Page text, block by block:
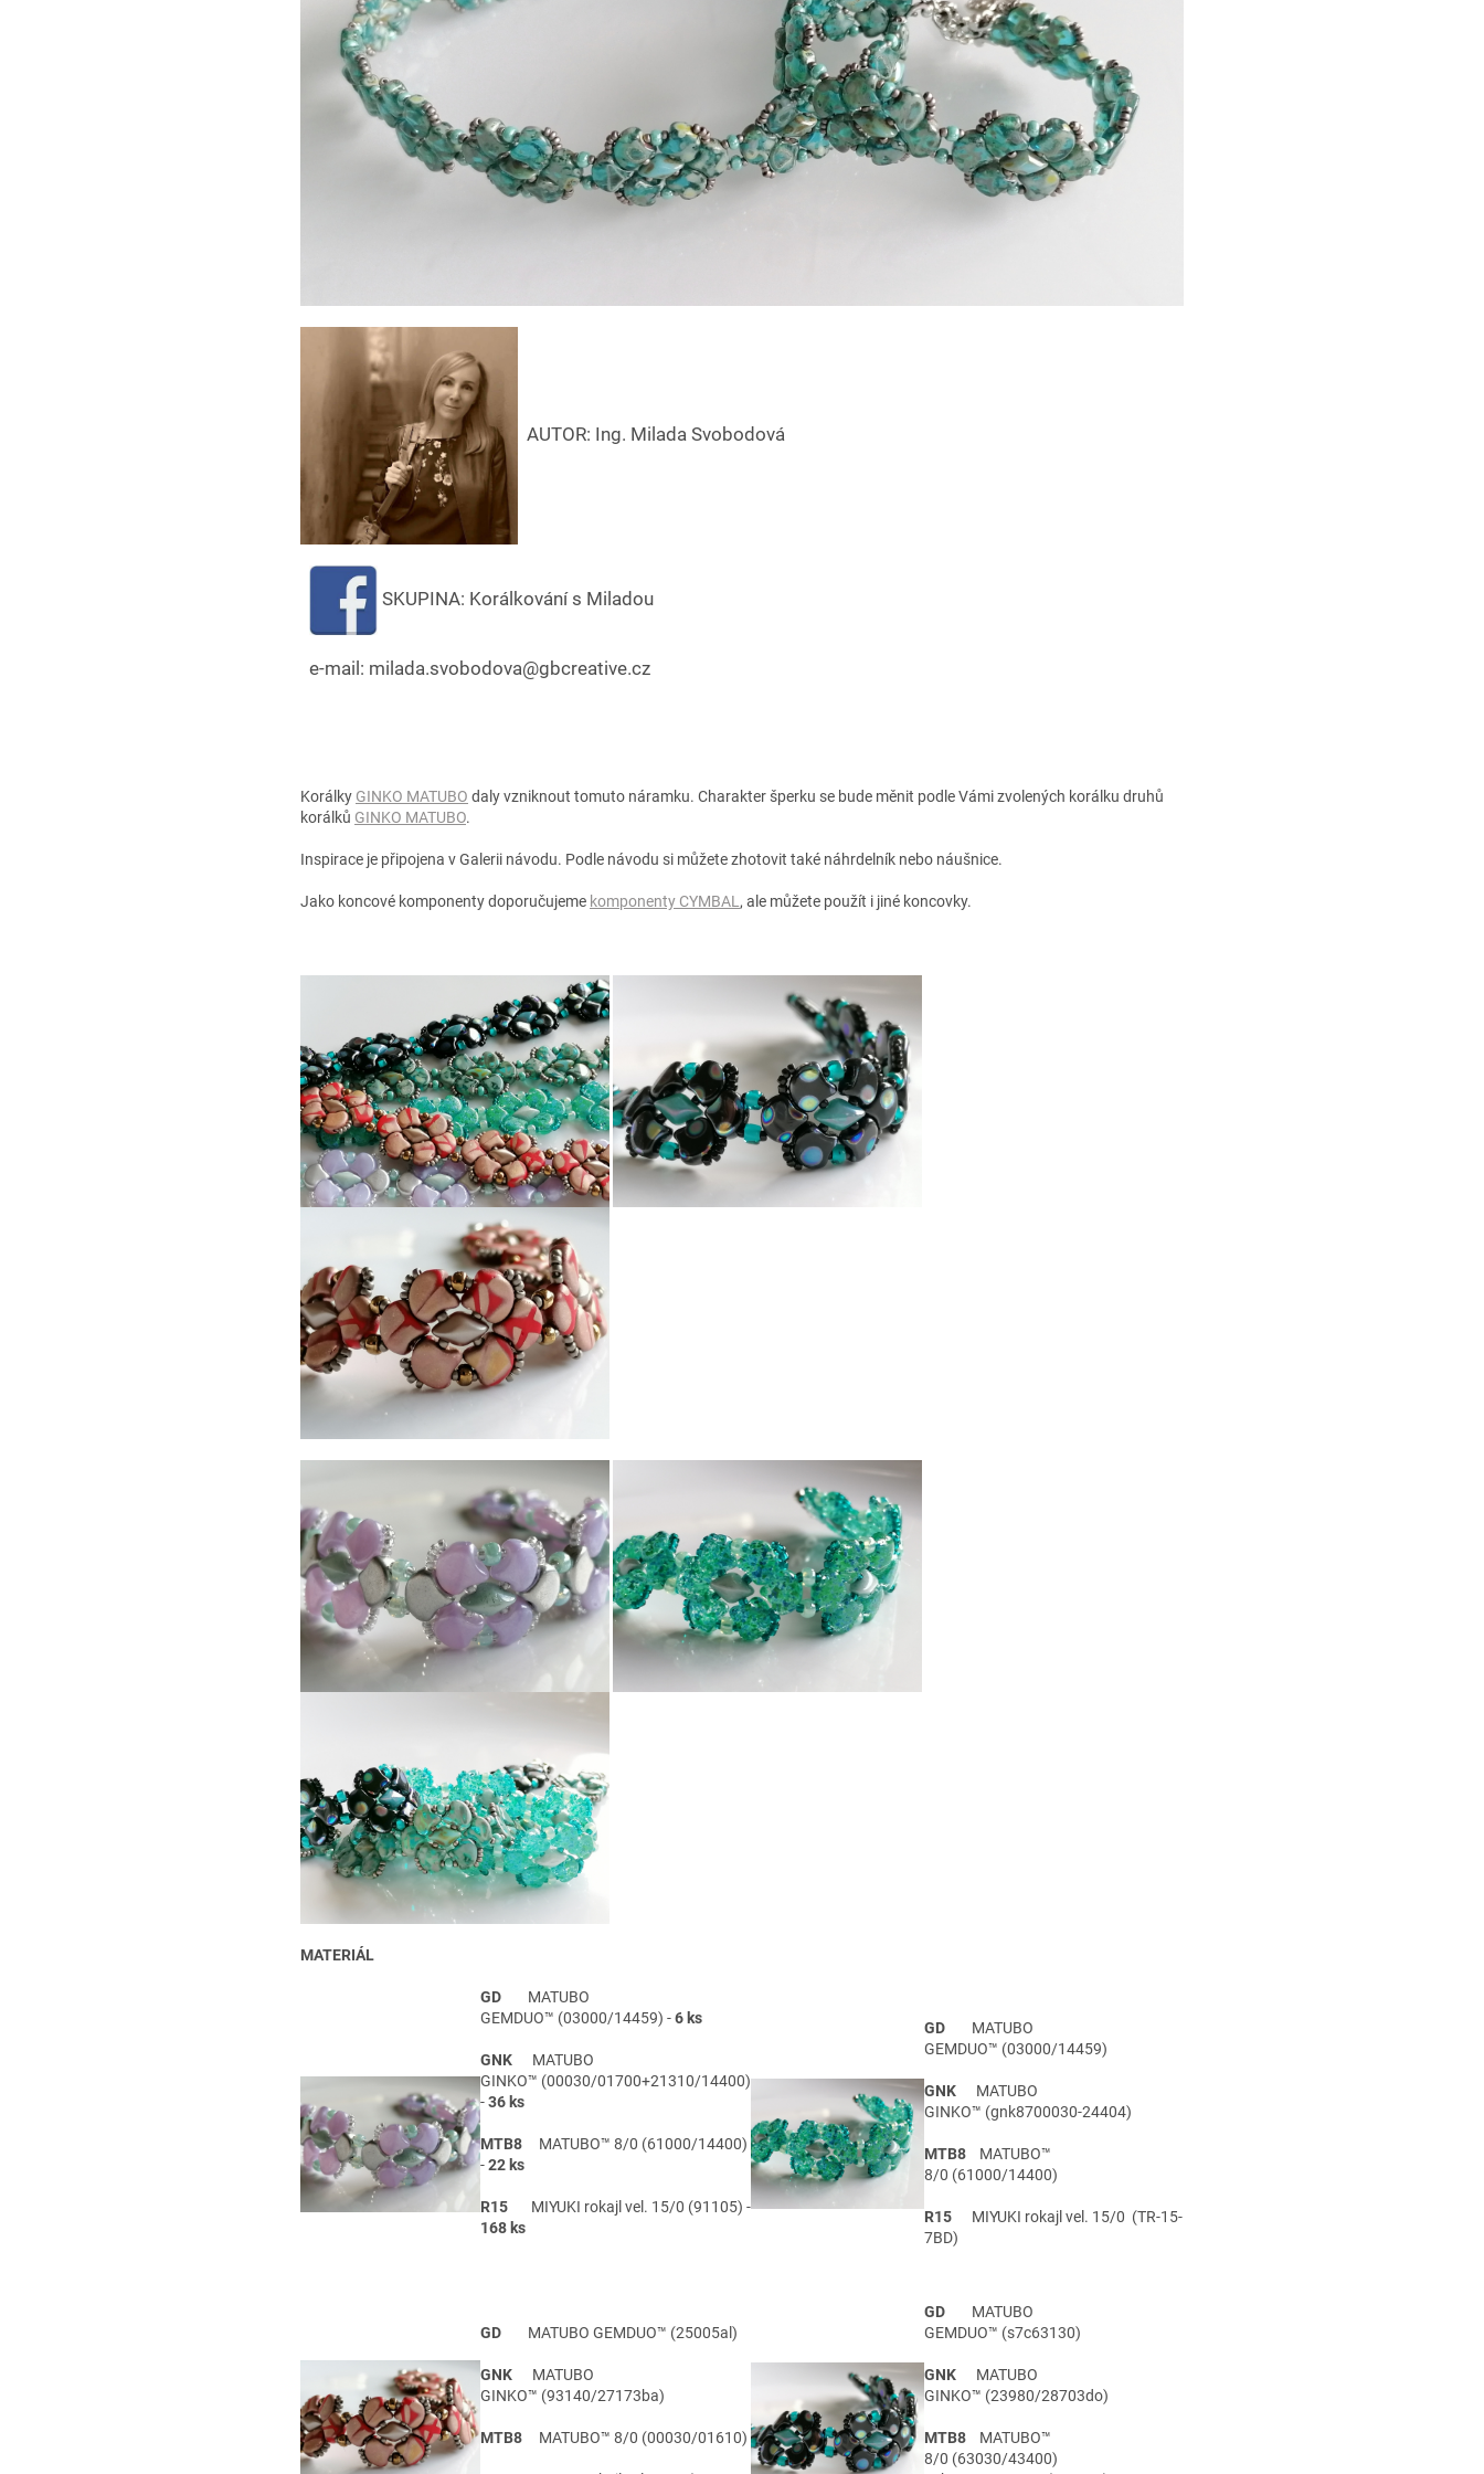
AUTOR: Ing. Milada Svobodová
SKUPINA: Korálkování s Miladou
e-mail: milada.svobodova@gbcreative.cz
Korálky GINKO MATUBO daly vzniknout tomuto náramku. Charakter šperku se bude měnit podle Vámi zvolených korálku druhů
korálků GINKO MATUBO.
Inspirace je připojena v Galerii návodu. Podle návodu si můžete zhotovit také náhrdelník nebo náušnice.
Jako koncové komponenty doporučujeme komponenty CYMBAL, ale můžete použít i jiné koncovky.
MATERIÁL
GD MATUBO
GEMDUO™ (03000/14459) -6 ks
GNK
MATUBO
GINKO™ (00030/01700+21310/14400)
-36 ks
MTB8 MATUBO™ 8/0 (61000/14400)
-22 ks
R15
MIYUKI rokajl vel. 15/0 (91105) -
168 ks
GD MATUBO
GEMDUO™ (03000/14459)
GNK MATUBO
GINKO™ (gnk8700030-24404)
MTB8
MATUBO™
8/0 (61000/14400)
R15 MIYUKI rokajl vel. 15/0 (TR-15-
7BD)
GD MATUBO GEMDUO™ (25005al)
GNK
MATUBO
GINKO™ (93140/27173ba)
MTB8 MATUBO™ 8/0 (00030/01610)
GD MATUBO
GEMDUO™ (s7c63130)
GNK MATUBO
GINKO™ (23980/28703do)
MTB8
MATUBO™
8/0 (63030/43400)